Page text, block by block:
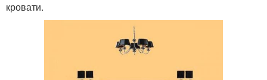
кровати.